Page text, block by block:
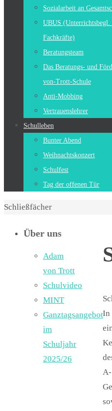
Sozialarbeit an
UBUS (Unterrichtsbegl.
Fachkräfte)
Beratungsteam
Das Beratungs- und
von-Trott-Schule
Anti-Mobbing
Vertrauenslehrer
Schulleben
Bunter Abend
Weihnachtskonzert
Schulfest
Tag der offenen Tür
Start
Schließfächer
In
A-
Über uns
Adam
von Trott
Schulvideo
MINT
Ganztagsangebot
im
Schuljahr
2025/26